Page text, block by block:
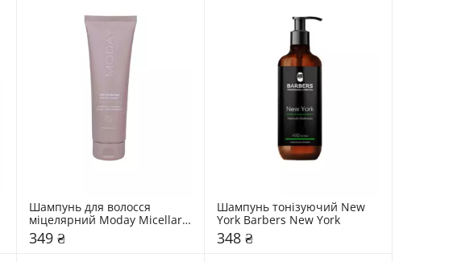
Шампунь для волосся
міцелярний Moday Micellar
cleans
349 ₴
Шампунь тонізуючий New
York Barbers New York
348 ₴